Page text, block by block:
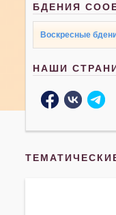
БДЕНИЯ
Воскресные
НАШИ